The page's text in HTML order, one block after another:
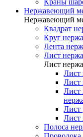
Краны
Нержавеющий
Нержавеющий
Квадрат
Круг
Лента
Лист
Лист
Лист
Лист
Лист
Лист
Лист
Полоса